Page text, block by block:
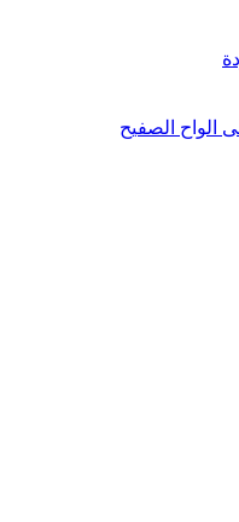
الواح الصفيح